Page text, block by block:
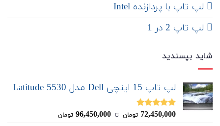
لپ تاپ با پردازنده Intel
لپ تاپ 2 در 1
شاید بپسندید
لپ تاپ 15 اینچی Dell مدل Latitude 5530
نمره5.00
72,450,000 تومان ‌ تا ‌ 96,450,000 تومان